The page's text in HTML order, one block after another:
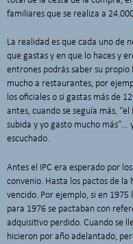
familiares que se realiza a
La realidad es que cada uno de
que gastas y en que lo haces y
entrones podrás saber su propio
mucho a restaurantes, por
los oficiales o si gastas más de
antes, cuando se seguía más,
subida y yo gasto mucho
escuchado.
Antes el IPC era esperado por
convenio. Hasta los pactos de la
vencido. Por ejemplo, si en 1975
para 1976 se pactaban con
adquisitivo perdido. Cuando se
hicieron por año adelantado,